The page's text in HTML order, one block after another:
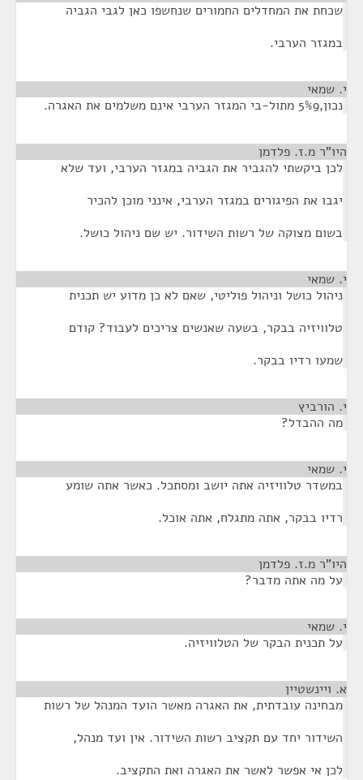
שכחת את המחדלים החמורים שנחשפו כאן לגבי הגביה
במגזר הערבי.
י. שמאי
נכון,5%9 מתול-בי המגזר הערבי אינם משלמים את האגרה.
היו"ר מ.ז. פלדמן
לכן ביקשתי להגביר את הגביה במגזר הערבי, ועד שלא
יגבו את הפיגורים במגזר הערבי, אינני מוכן להכיר
בשום מצוקה של רשות השידור. יש שם ניהול כושל.
י. שמאי
ניהול כושל וניהול פוליטי, שאם לא כן מדוע יש תכנית
טלוויזיה בבקר, בשעה שאנשים צריכים לעבוד? קודם
שמעו רדיו בבקר.
י. הורביץ
מה ההבדל?
י. שמאי
במשדר טלוויזיה אתה יושב ומסתכל. כאשר אתה שומע
רדיו בבקר, אתה מתגלח, אתה אוכל.
היו"ר מ.ז. פלדמן
על מה אתה מדבר?
י. שמאי
על תכנית הבקר של הטלוויזיה.
א. ויינשטיין
מבחינה עובדתית, את האגרה מאשר הועד המנהל של רשות
השידור יחד עם תקציב רשות השידור. אין ועד מנהל,
לכן אי אפשר לאשר את האגרה ואת התקציב.